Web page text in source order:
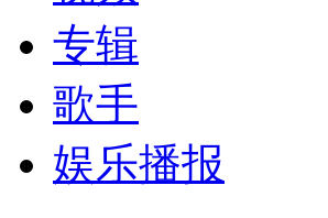
专辑
歌手
娱乐播报